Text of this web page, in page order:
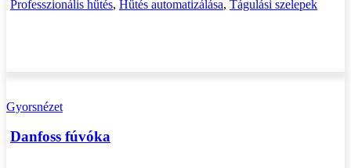
Professzionális hűtés, Hűtés automatizálása, Tágulási szelepek
Gyorsnézet
Danfoss fúvóka